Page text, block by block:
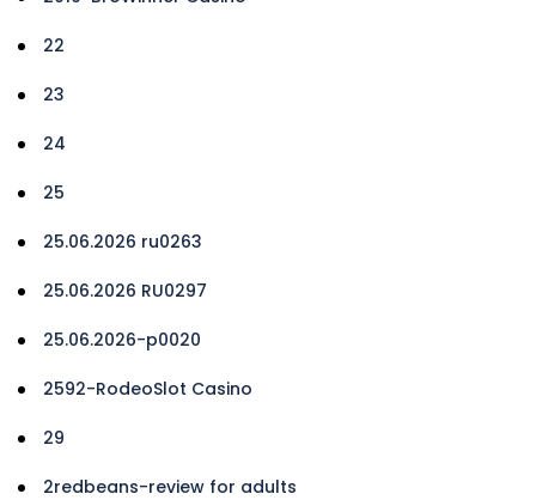
22
23
24
25
25.06.2026 ru0263
25.06.2026 RU0297
25.06.2026-p0020
2592-RodeoSlot Casino
29
2redbeans-review for adults